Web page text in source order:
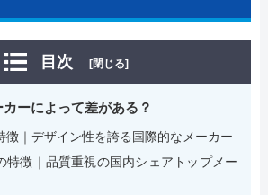
目次 [閉じる]
ーによって差がある？
徴｜デザイン性を誇る国際的なメーカー
特徴｜品質重視の国内シェアトップメー